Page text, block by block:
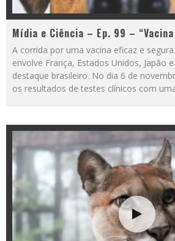
Mídia e Ciência – Ep. 99 –
A corrida por uma vacina eficaz e
envolve França, Estados Unidos, Japão
destaque brasileiro. No dia 6 de
os resultados de testes clínicos com